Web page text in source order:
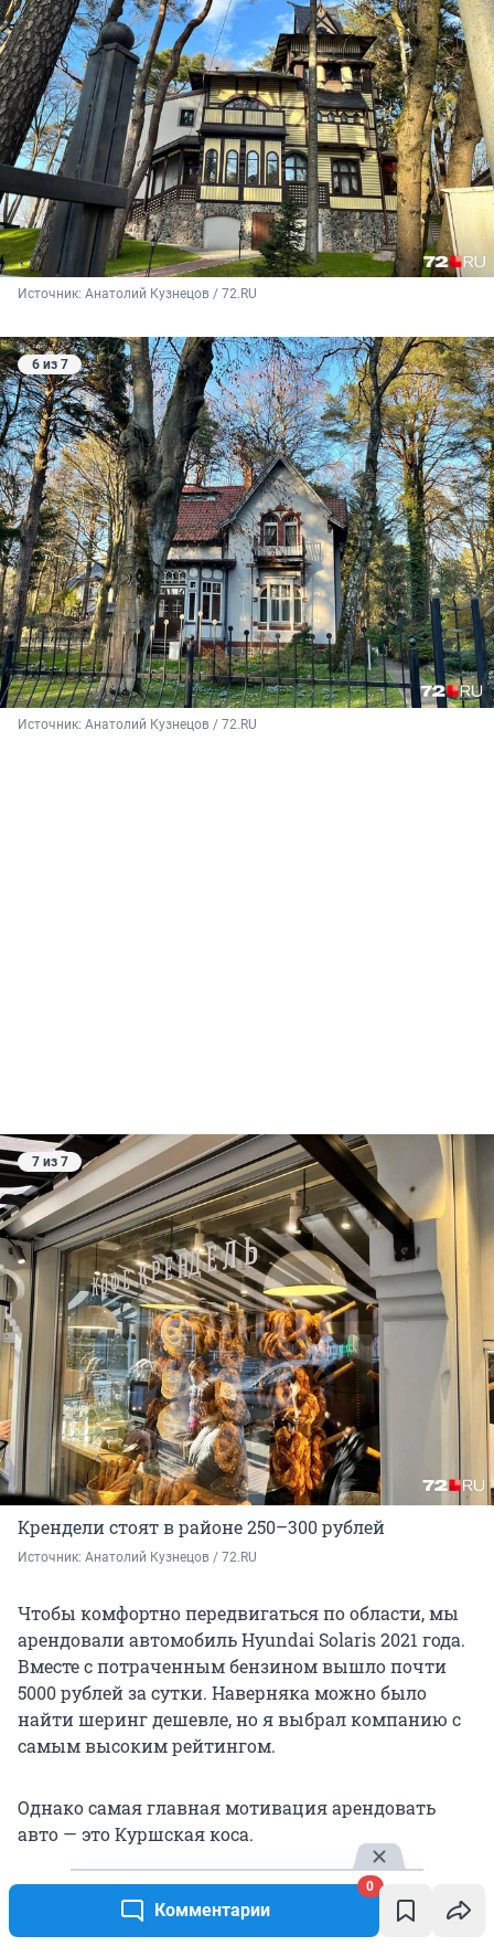
Комментарии
0
Источник: Анатолий Кузнецов / 72.RU
6 из 7
Источник: Анатолий Кузнецов / 72.RU
7 из 7
Крендели стоят в районе 250–300 рублей
Источник: Анатолий Кузнецов / 72.RU
Чтобы комфортно передвигаться по области, мы
арендовали автомобиль Hyundai Solaris 2021 года.
Вместе с потраченным бензином вышло почти
5000 рублей за сутки. Наверняка можно было
найти шеринг дешевле, но я выбрал компанию с
самым высоким рейтингом.
Однако самая главная мотивация арендовать
авто — это Куршская коса.
Жемчужина Калининградской области
Только ради нее стоит ехать на балтийское